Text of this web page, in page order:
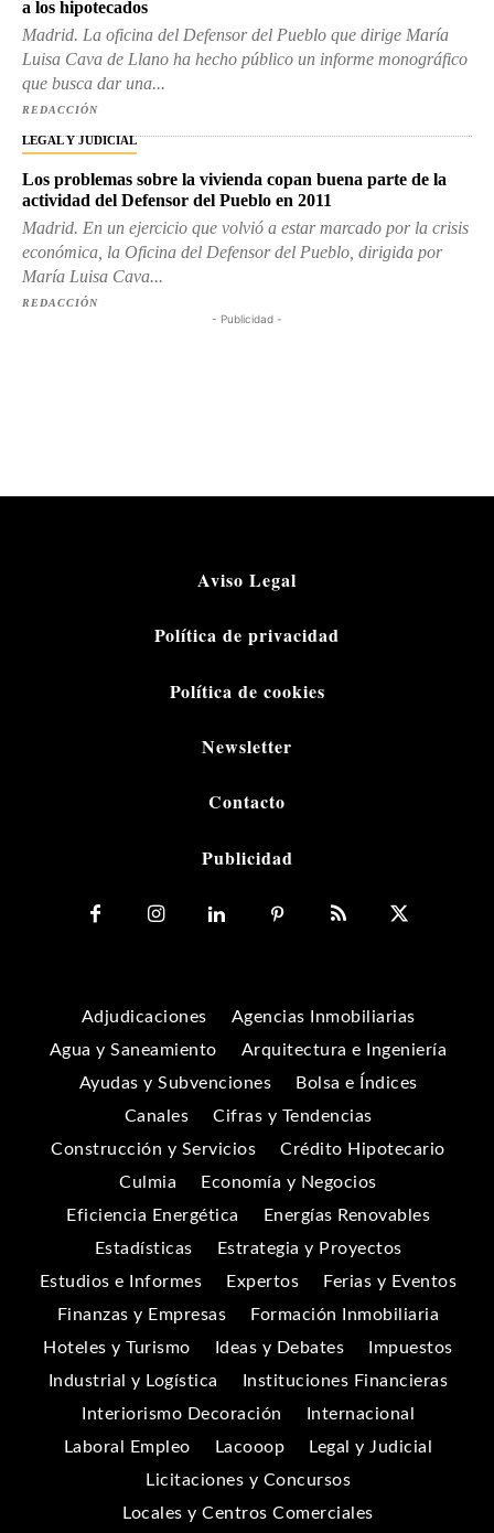
a los hipotecados
Madrid. La oficina del Defensor del Pueblo que dirige María
Luisa Cava de Llano ha hecho público un informe monográfico
que busca dar una...
REDACCIÓN
LEGAL Y JUDICIAL
Los problemas sobre la vivienda copan buena parte de la
actividad del Defensor del Pueblo en 2011
Madrid. En un ejercicio que volvió a estar marcado por la crisis
económica, la Oficina del Defensor del Pueblo, dirigida por
María Luisa Cava...
REDACCIÓN
- Publicidad -
Aviso Legal
Política de privacidad
Política de cookies
Newsletter
Contacto
Publicidad
Adjudicaciones
Agencias Inmobiliarias
Agua y Saneamiento
Arquitectura e Ingeniería
Ayudas y Subvenciones
Bolsa e Índices
Canales
Cifras y Tendencias
Construcción y Servicios
Crédito Hipotecario
Culmia
Economía y Negocios
Eficiencia Energética
Energías Renovables
Estadísticas
Estrategia y Proyectos
Estudios e Informes
Expertos
Ferias y Eventos
Finanzas y Empresas
Formación Inmobiliaria
Hoteles y Turismo
Ideas y Debates
Impuestos
Industrial y Logística
Instituciones Financieras
Interiorismo Decoración
Internacional
Laboral Empleo
Lacooop
Legal y Judicial
Licitaciones y Concursos
Locales y Centros Comerciales